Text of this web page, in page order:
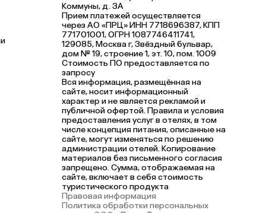
Коммуны, д. ЗА
Прием платежей осуществляется
через АО «ПРЦ» ИНН 7718696387, КПП
771701001, ОГРН 1087746411741,
129085, Москва г, Звёздный бульвар,
дом № 19, строение 1, эт. 10, пом. 1009
Стоимость ПО предоставляется по
запросу
Вся информация, размещённая на
сайте, носит информационный
характер и не является рекламой и
публичной офертой. Правила и условия
предоставления услуг в отелях, в том
числе концепция питания, описанные на
сайте, могут изменяться по решению
администрации отелей. Копирование
материалов без письменного согласия
запрещено. Сумма, отображаемая на
сайте, включает в себя стоимость
туристического продукта
Правовая информация
Политика обработки персональных